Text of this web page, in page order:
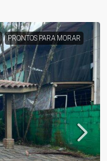
PRONTOS PARA MORAR